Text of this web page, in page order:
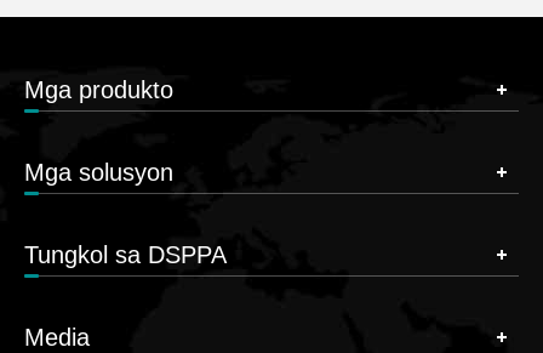
Mga produkto
Mga solusyon
Tungkol sa DSPPA
Media